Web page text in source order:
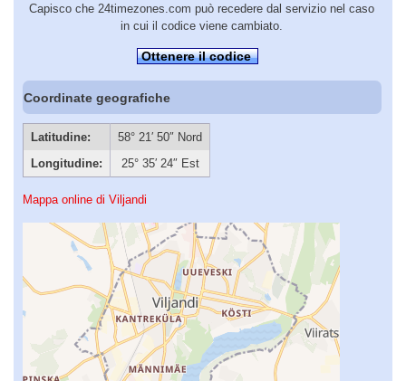
Capisco che 24timezones.com può recedere dal servizio nel caso
in cui il codice viene cambiato.
Ottenere il codice
Coordinate geografiche
Latitudine:
58° 21′ 50″ Nord
Longitudine:
25° 35′ 24″ Est
Mappa online di Viljandi